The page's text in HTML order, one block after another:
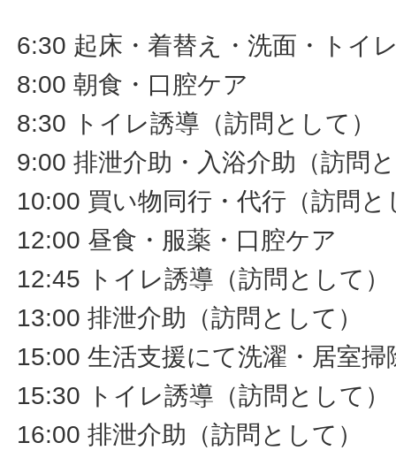
6:30 起床・着替え・洗面・トイ
8:00 朝食・口腔ケア
8:30 トイレ誘導（訪問として）
9:00 排泄介助・入浴介助（訪問
10:00 買い物同行・代行（訪問と
12:00 昼食・服薬・口腔ケア
12:45 トイレ誘導（訪問として）
13:00 排泄介助（訪問として）
15:00 生活支援にて洗濯・居室
15:30 トイレ誘導（訪問として）
16:00 排泄介助（訪問として）